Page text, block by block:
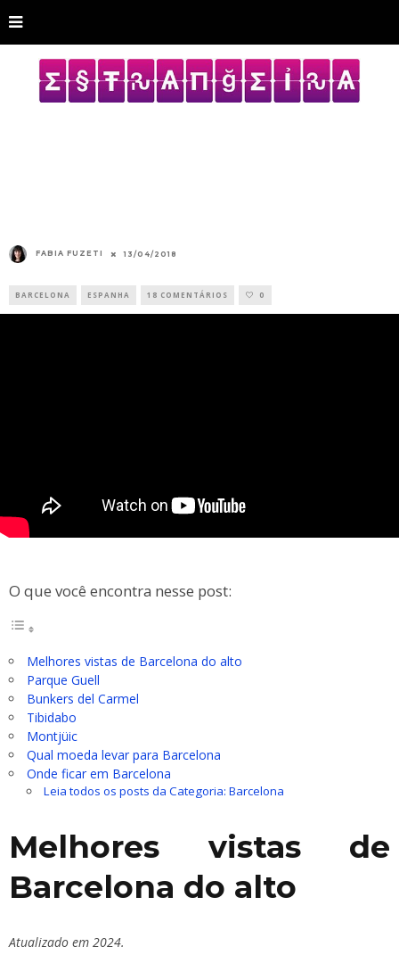
FABIA FUZETI 13/04/2018
BARCELONA ESPANHA 18 COMENTÁRIOS 0
O que você encontra nesse post:
Melhores vistas de Barcelona do alto
Parque Guell
Bunkers del Carmel
Tibidabo
Montjüic
Qual moeda levar para Barcelona
Onde ficar em Barcelona
Leia todos os posts da Categoria: Barcelona
Melhores vistas de
Barcelona do alto
Atualizado em 2024.